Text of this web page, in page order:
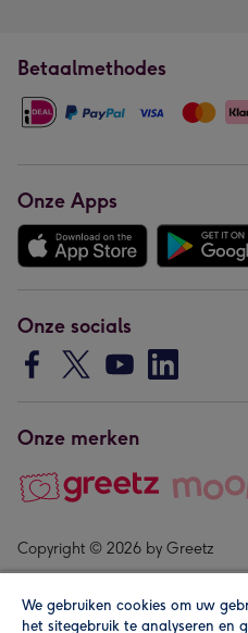
Betaalmethodes
Onze Apps
Onze socials
Onze merken
Copyright © 2026 by Greetz
We gebruiken cookies om uw
het sitegebruik te analyseren en